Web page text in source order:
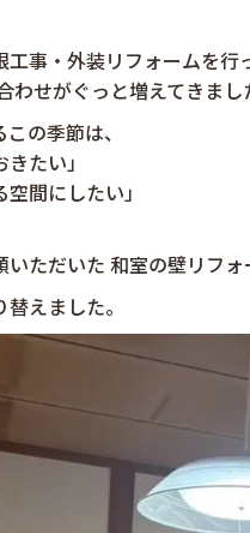
事・外装リフォームを
せがぐっと増えてきまし
の季節は、
たい」
間にしたい」
ただいた 和室の壁リフォ
えました。